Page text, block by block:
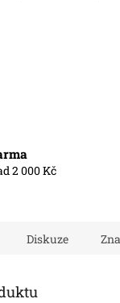
2 000 Kč
Diskuze